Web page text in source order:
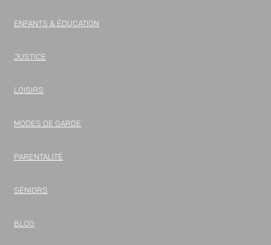
ENFANTS & ÉDUCATION
JUSTICE
LOISIRS
MODES DE GARDE
PARENTALITÉ
SÉNIORS
BLOG